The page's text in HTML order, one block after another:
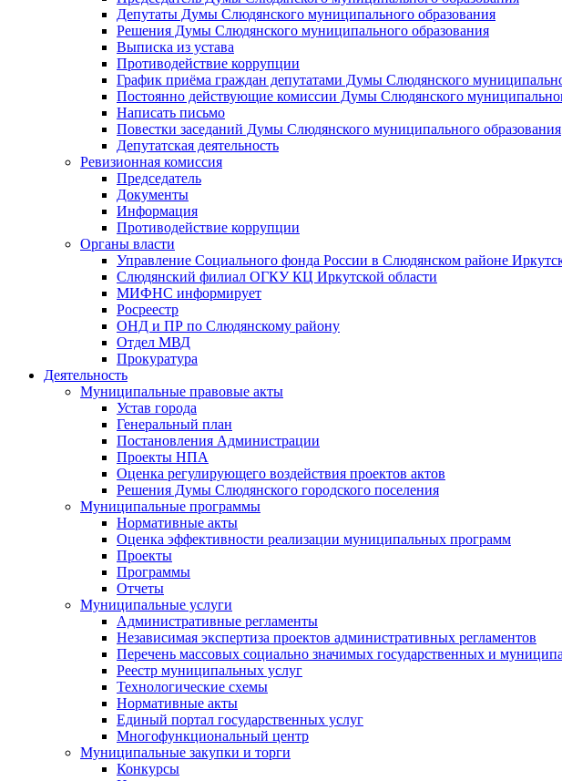
Депутаты Думы Слюдянского муниципального образования
Решения Думы Слюдянского муниципального образования
Выписка из устава
Противодействие коррупции
График приёма граждан депутатами Думы Слюдянского
Постоянно действующие комиссии Думы Слюдянского
Написать письмо
Повестки заседаний Думы Слюдянского муниципального образования
Депутатская деятельность
Ревизионная комиссия
Председатель
Документы
Информация
Противодействие коррупции
Органы власти
Управление Социального фонда России в Слюдянском районе
Слюдянский филиал ОГКУ КЦ Иркутской области
МИФНС информирует
Росреестр
ОНД и ПР по Слюдянскому району
Отдел МВД
Прокуратура
Деятельность
Муниципальные правовые акты
Устав города
Генеральный план
Постановления Администрации
Проекты НПА
Оценка регулирующего воздействия проектов актов
Решения Думы Слюдянского городского поселения
Муниципальные программы
Нормативные акты
Оценка эффективности реализации муниципальных программ
Проекты
Программы
Отчеты
Муниципальные услуги
Административные регламенты
Независимая экспертиза проектов административных регламентов
Перечень массовых социально значимых государственных и
Реестр муниципальных услуг
Технологические схемы
Нормативные акты
Единый портал государственных услуг
Многофункциональный центр
Муниципальные закупки и торги
Конкурсы